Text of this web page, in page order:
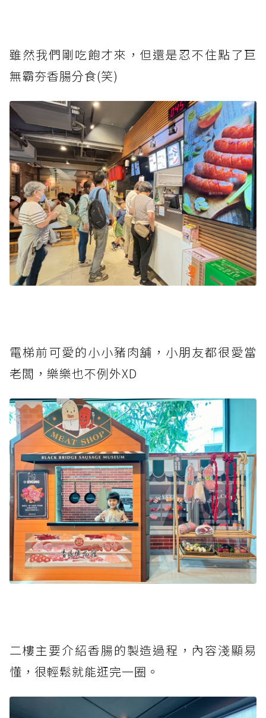
雖然我們剛吃飽才來，但還是忍不住點了巨
無霸夯香腸分食(笑)
電梯前可愛的小小豬肉舖，小朋友都很愛當
老闆，樂樂也不例外XD
二樓主要介紹香腸的製造過程，內容淺顯易
懂，很輕鬆就能逛完一圈。